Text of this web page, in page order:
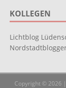
KOLLEGEN
Lichtblog
Copyright © 2026